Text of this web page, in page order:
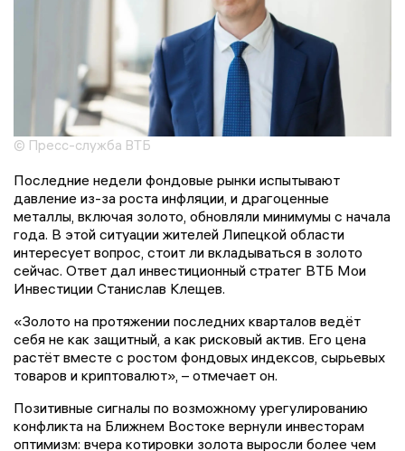
© Пресс-служба ВТБ
Последние недели фондовые рынки испытывают
давление из-за роста инфляции, и драгоценные
металлы, включая золото, обновляли минимумы с начала
года. В этой ситуации жителей Липецкой области
интересует вопрос, стоит ли вкладываться в золото
сейчас. Ответ дал инвестиционный стратег ВТБ Мои
Инвестиции Станислав Клещев.
«Золото на протяжении последних кварталов ведёт
себя не как защитный, а как рисковый актив. Его цена
растёт вместе с ростом фондовых индексов, сырьевых
товаров и криптовалют», – отмечает он.
Позитивные сигналы по возможному урегулированию
конфликта на Ближнем Востоке вернули инвесторам
оптимизм: вчера котировки золота выросли более чем